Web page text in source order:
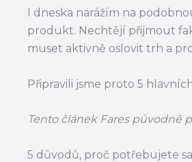
I dneska narážím na
produkt. Nechtějí přijmout
muset aktivně oslovit trh a
Připravili jsme proto 5
Tento článek Fares původně
5 důvodů, proč potřebujete